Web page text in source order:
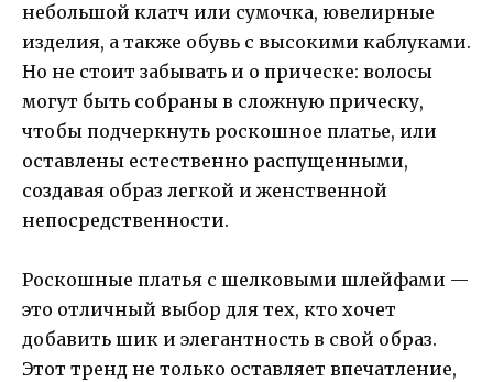
небольшой клатч или сумочка, ювелирные
изделия, а также обувь с высокими каблуками.
Но не стоит забывать и о прическе: волосы
могут быть собраны в сложную прическу,
чтобы подчеркнуть роскошное платье, или
оставлены естественно распущенными,
создавая образ легкой и женственной
непосредственности.
Роскошные платья с шелковыми шлейфами —
это отличный выбор для тех, кто хочет
добавить шик и элегантность в свой образ.
Этот тренд не только оставляет впечатление,